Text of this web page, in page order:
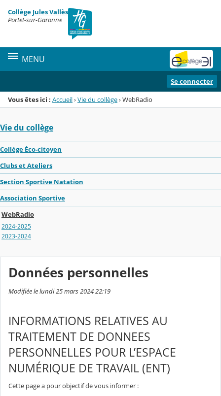
Menu de la rubrique
Contenu
Collège Jules Vallès
Portet-sur-Garonne
MENU
Se connecter
Vous êtes ici : Accueil›Vie du collège›WebRadio
Vie du collège
Collège Éco-citoyen
Clubs et Ateliers
Section Sportive Natation
Association Sportive
WebRadio
2024-2025
2023-2024
Données personnelles
Modifiée le lundi 25 mars 2024 22:19
INFORMATIONS RELATIVES AU
TRAITEMENT DE DONNEES
PERSONNELLES POUR L’ESPACE
NUMÉRIQUE DE TRAVAIL (ENT)
Cette page a pour objectif de vous informer :